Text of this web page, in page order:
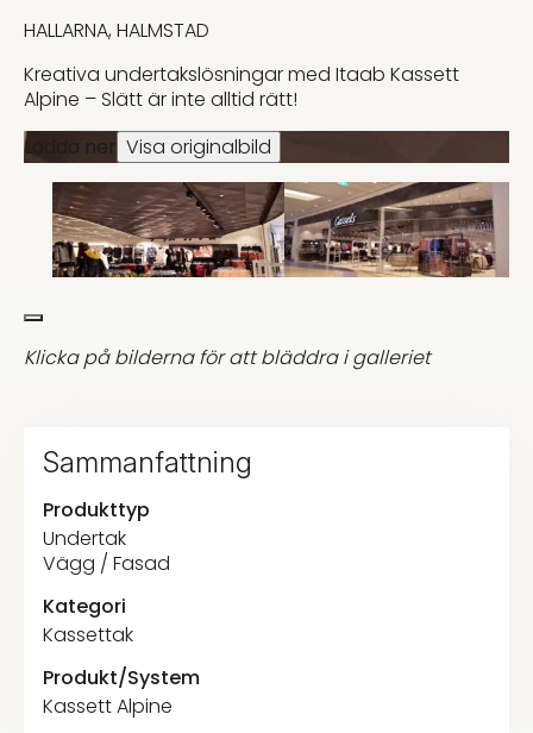
HALLARNA, HALMSTAD
Kreativa undertakslösningar med Itaab Kassett
Alpine – Slätt är inte alltid rätt!
Ladda ner Visa originalbild
Klicka på bilderna för att bläddra i galleriet
Sammanfattning
Produkttyp
Undertak
Vägg / Fasad
Kategori
Kassettak
Produkt/System
Kassett Alpine